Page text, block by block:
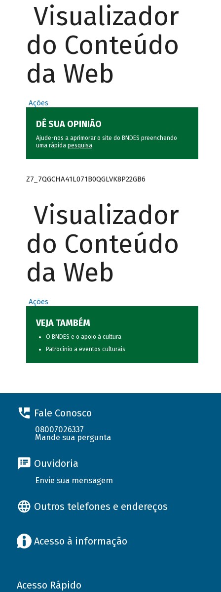
Visualizador
do Conteúdo
da Web
Ações
DÊ SUA OPINIÃO
Ajude-nos a aprimorar o site do BNDES preenchendo
uma rápida pesquisa.
Z7_7QGCHA41L071B0QGLVK8P22GB6
Visualizador
do Conteúdo
da Web
Ações
VEJA TAMBÉM
O BNDES e o apoio à cultura
Patrocínio a eventos culturais
Fale Conosco
08007026337
Mande sua pergunta
Ouvidoria
Envie sua mensagem
Outros telefones e endereços
Acesso à informação
Acesso Rápido